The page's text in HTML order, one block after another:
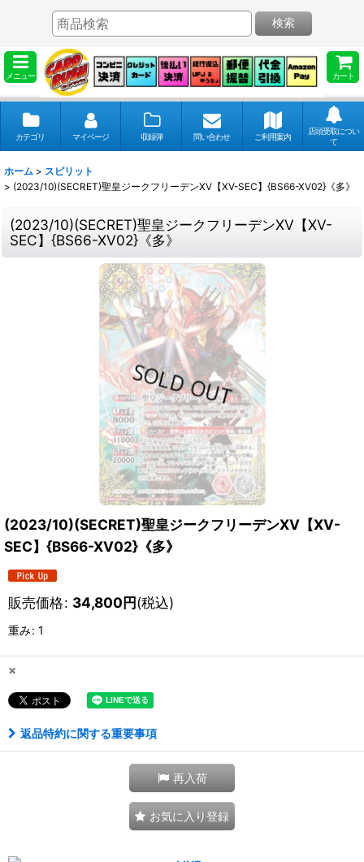
メニュー カート
検索
カテゴリ マイページ 収録弾 問い合わせ ご利用案内
店頭受取につい
て
ホーム > スピリット
> (2023/10)(SECRET)聖皇ジークフリーデンXV【XV-SEC】{BS66-XV02}《多》
(2023/10)(SECRET)聖皇ジークフリーデンXV【XV-
SEC】{BS66-XV02}《多》
(2023/10)(SECRET)聖皇ジークフリーデンXV【XV-
SEC】{BS66-XV02}《多》
販売価格: 34,800円(税込)
重み: 1
×
返品特約に関する重要事項
再入荷
お気に入り登録